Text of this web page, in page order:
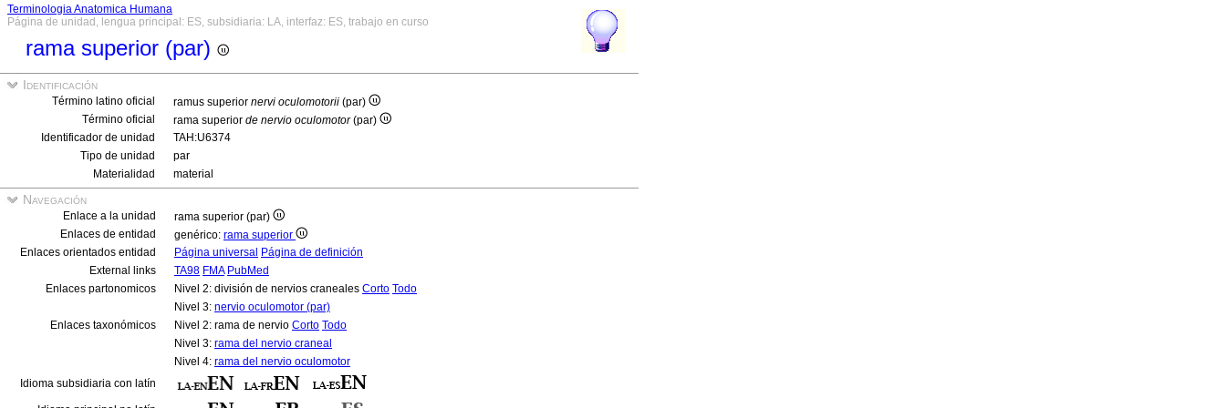
Terminologia Anatomica Humana
Página de unidad, lengua principal: ES, subsidiaria: LA, interfaz: ES, trabajo en curso
rama superior (par)
Identificación
Término latino oficial ramus superior nervi oculomotorii (par)
Término oficial
rama superior de nervio oculomotor(par)
Identificador de unidad
TAH:U6374
Tipo de unidad
par
Materialidad
material
Navegación
Enlace a la unidad
rama superior (par)
Enlaces de entidad
genérico: rama superior
Enlaces orientados entidad
Página universal Página de definición
External links
TA98 FMA PubMed
Enlaces partonomicos
Nivel 2: división de nervios craneales Corto Todo
Nivel 3: nervio oculomotor (par)
Enlaces taxonómicos
Nivel 2: rama de nervio Corto Todo
Nivel 3: rama del nervio craneal
Nivel 4: rama del nervio oculomotor
Idioma subsidiaria con latín